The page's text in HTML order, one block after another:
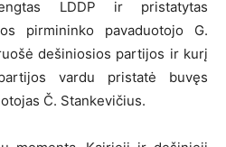
LDDP ir pristatytas
pirmininko pavaduotojo G.
dešiniosios partijos ir kurį
vardu pristatė buvęs
Č. Stankevičius.